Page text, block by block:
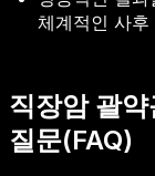
체계적인 사
직장암 괄
질문(FAQ)